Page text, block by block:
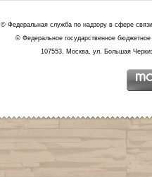
© Федеральная служба по надзору в сфере
© Федеральное государственное
107553, Москва, ул. Большая